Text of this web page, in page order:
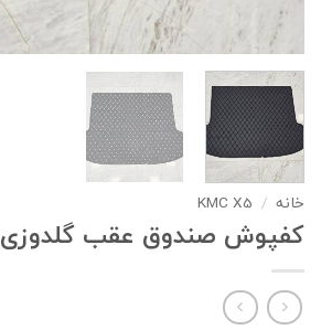
خانه /
KMC X5
کفپوش صندوق عقب گلدوزی KMC X5